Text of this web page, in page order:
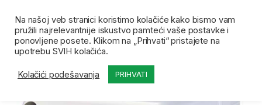
Početna Prodavnica ETI ponuda ETI Teretna
Na našoj veb stranici koristimo kolačiće kako bismo vam
pružili najrelevantnije iskustvo pamteći vaše postavke i
ponovljene posete. Klikom na „Prihvati“ pristajete na
upotrebu SVIH kolačića.
Kolačići podešavanja PRIHVATI